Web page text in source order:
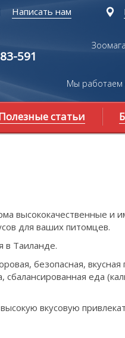
Написать нам
591
Мы работаем
статьи
высококачественные и
для ваших питомцев.
в Таиланде.
безопасная,
еда
вкусовую